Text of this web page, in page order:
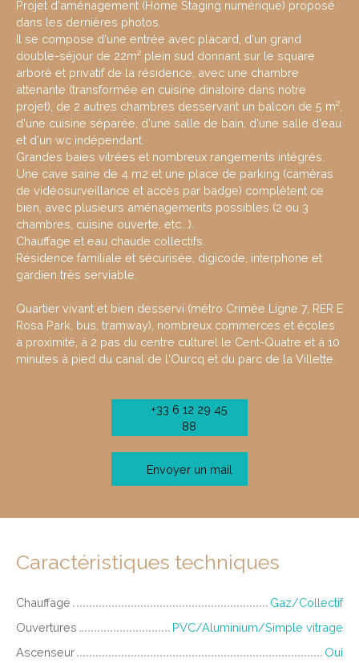
Projet d'aménagement (Home Staging numérique) proposé
dans les dernières photos.
Il se compose d'une entrée avec placard, d'un grand
double-séjour de 22m² plein sud donnant sur le square
arboré et privatif de la résidence, avec une chambre
attenante (transformée en cuisine dinatoire dans notre
projet), de 2 autres chambres desservant un balcon de 5 m²,
d'une cuisine séparée, d'une salle de bain, d'une salle d'eau
et d'un wc indépendant.
Grandes baies vitrées et nombreux rangements intégrés.
Une cave saine de 4 m2 et une place de parking (caméras
de vidéosurveillance et accès par badge) complètent ce
bien, avec plusieurs aménagements possibles (2 ou 3
chambres, cuisine ouverte, etc...).
Chauffage et eau chaude collectifs.
Résidence familiale et sécurisée, digicode, interphone et
gardien très serviable.
Quartier vivant et bien desservi (métro Crimée Ligne 7, RER E
Rosa Park, bus, tramway), nombreux commerces et écoles
à proximité, à 2 pas du centre culturel le Cent-Quatre et à 10
minutes à pied du canal de l'Ourcq et du parc de la Villette.
+33 6 12 29 45
88
Envoyer un mail
Caractéristiques techniques
Chauffage
Gaz/Collectif
Ouvertures
PVC/Aluminium/Simple vitrage
Ascenseur
Oui